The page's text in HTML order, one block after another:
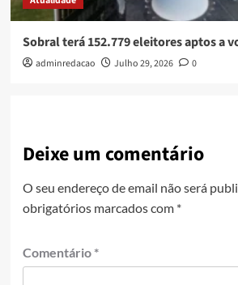
Sobral terá 152.779 eleitores aptos a
adminredacao Julho 29, 2026 0
Deixe um comentário
O seu endereço de email não será
obrigatórios marcados com *
Comentário *